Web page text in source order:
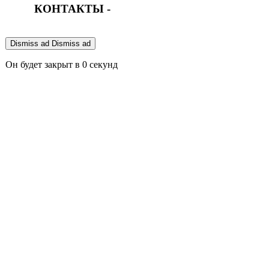
КОНТАКТЫ -
Dismiss ad Dismiss ad
Он будет закрыт в 0 секунд